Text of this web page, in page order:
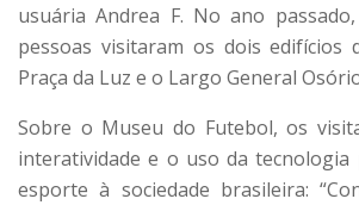
usuária Andrea F. No ano
pessoas visitaram os dois edifícios
Praça da Luz e o Largo General
Sobre o Museu do Futebol, os
interatividade e o uso da
esporte à sociedade brasileira: